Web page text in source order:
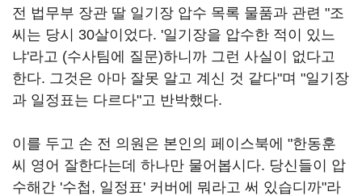
전 법무부 장관 딸 일기장 압수 목록 물품과 관련 "조
씨는 당시 30살이었다. '일기장을 압수한 적이 있느
냐'라고 (수사팀에 질문)하니까 그런 사실이 없다고
한다. 그것은 아마 잘못 알고 계신 것 같다"며 "일기장
과 일정표는 다르다"고 반박했다.
이를 두고 손 전 의원은 본인의 페이스북에 "한동훈
씨 영어 잘한다는데 하나만 물어봅시다. 당신들이 압
수해간 '수첩, 일정표' 커버에 뭐라고 써 있습디까"라